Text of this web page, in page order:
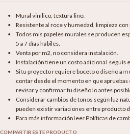
Mural vinílico, textura lino.
Resistente al roce y humedad, limpieza con
Todos mis papeles murales se producen
5 a 7 días hábiles.
Venta por m2, no considera instalación.
Instalación tiene un costo adicional seguís
Si tu proyecto requiere boceto o diseño a
contar desde el momento en que
revisar y confirmar tu diseño lo antes
Considerar cambios de tonos según luz
pueden existir variaciones entre producto
Para más información leer Políticas de
COMPARTIR ESTE PRODUCTO